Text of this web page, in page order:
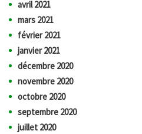
avril 2021
mars 2021
février 2021
janvier 2021
décembre 2020
novembre 2020
octobre 2020
septembre 2020
juillet 2020